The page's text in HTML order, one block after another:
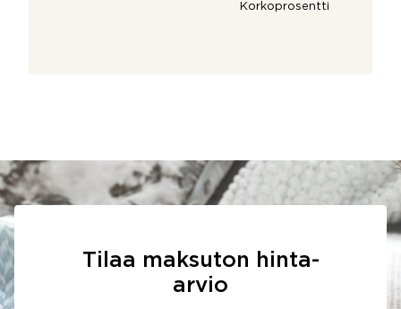
Korkoprosentti
Tilaa maksuton hinta-
arvio